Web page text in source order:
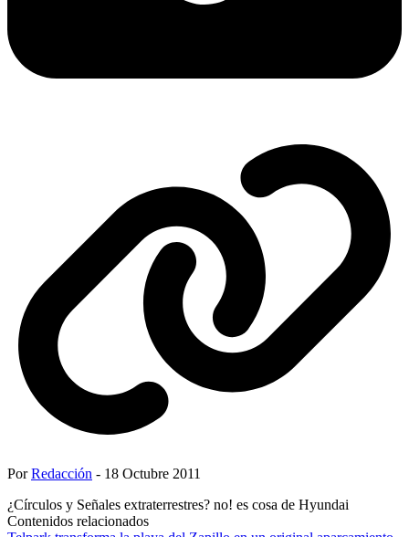
PorRedacción - 18 Octubre 2011
¿Círculos y Señales extraterrestres? no! es cosa de Hyundai
Contenidos relacionados